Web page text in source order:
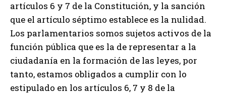
artículos 6 y 7 de la Constitución, y la sanción
que el artículo séptimo establece es la nulidad.
Los parlamentarios somos sujetos activos de la
función pública que es la de representar a la
ciudadanía en la formación de las leyes, por
tanto, estamos obligados a cumplir con lo
estipulado en los artículos 6, 7 y 8 de la